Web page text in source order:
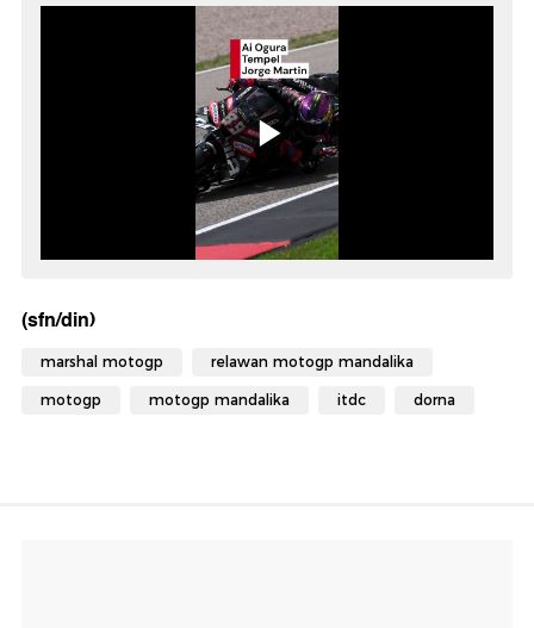
(sfn/din)
marshal motogp relawan motogp mandalika
motogp motogp mandalika itdc dorna